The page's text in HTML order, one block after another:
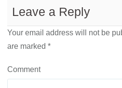
Leave a Reply
Your email address will not be
are marked *
Comment